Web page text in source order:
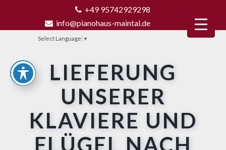
+49 95742929298
info@pianohaus-maintal.de
Select Language ▼
LIEFERUNG
UNSERER
KLAVIERE UND
FLÜGEL NACH